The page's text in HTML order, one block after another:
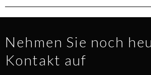
Nehmen Sie noch
Kontakt auf